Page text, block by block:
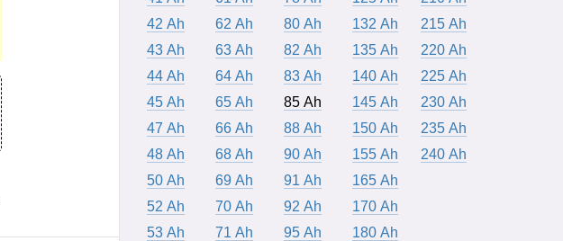
42 Ah
43 Ah
44 Ah
45 Ah
47 Ah
48 Ah
50 Ah
52 Ah
53 Ah
62 Ah
63 Ah
64 Ah
65 Ah
66 Ah
68 Ah
69 Ah
70 Ah
71 Ah
80 Ah
82 Ah
83 Ah
85 Ah
88 Ah
90 Ah
91 Ah
92 Ah
95 Ah
132 Ah
135 Ah
140 Ah
145 Ah
150 Ah
155 Ah
165 Ah
170 Ah
180 Ah
215 Ah
220 Ah
225 Ah
230 Ah
235 Ah
240 Ah